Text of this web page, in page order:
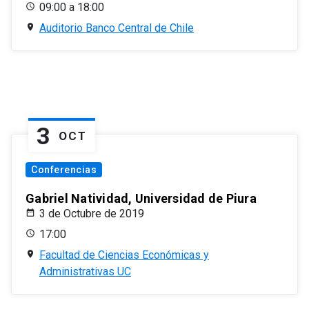
09:00 a 18:00
Auditorio Banco Central de Chile
3 OCT
Conferencias
Gabriel Natividad, Universidad de Piura
3 de Octubre de 2019
17:00
Facultad de Ciencias Económicas y
Administrativas UC